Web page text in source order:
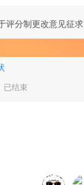
评分制更改意见征求
已结束